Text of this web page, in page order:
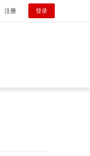
注册 登录